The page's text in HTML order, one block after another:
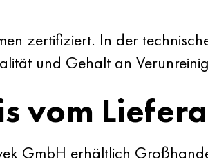
zertifiziert. In der
und Gehalt an
vom
GmbH erhältlich